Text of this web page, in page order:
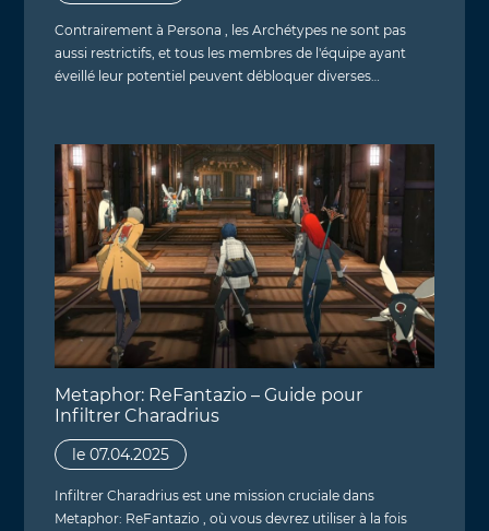
Contrairement à Persona , les Archétypes ne sont pas
aussi restrictifs, et tous les membres de l'équipe ayant
éveillé leur potentiel peuvent débloquer diverses…
Metaphor: ReFantazio – Guide pour
Infiltrer Charadrius
le 07.04.2025
Infiltrer Charadrius est une mission cruciale dans
Metaphor: ReFantazio , où vous devrez utiliser à la fois